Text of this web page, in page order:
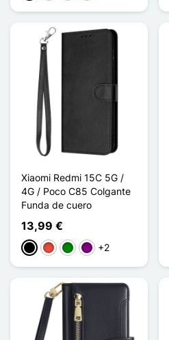
Xiaomi Redmi 15C 5G /
4G / Poco C85 Colgante
Funda de cuero
13,99 €
NegroRojoVerdePúrpura
+2